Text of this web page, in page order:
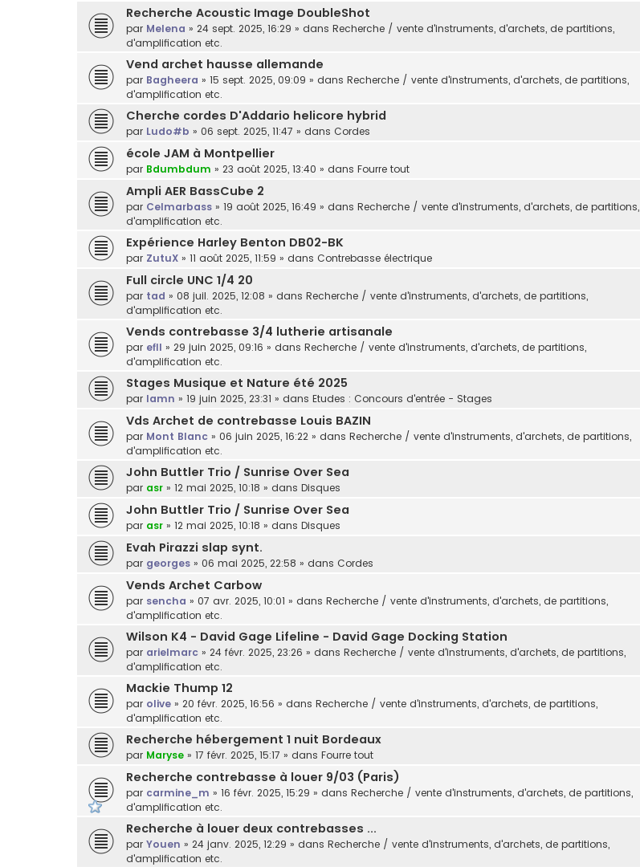
Recherche Acoustic Image DoubleShot
par Melena » 24 sept. 2025, 16:29 » dans Recherche / vente d'instruments, d'archets, de partitions,
d'amplification etc.
Vend archet hausse allemande
par Bagheera » 15 sept. 2025, 09:09 » dans Recherche / vente d'instruments, d'archets, de partitions,
d'amplification etc.
Cherche cordes D'Addario helicore hybrid
par Ludo#b » 06 sept. 2025, 11:47 » dans Cordes
école JAM à Montpellier
par Bdumbdum » 23 août 2025, 13:40 » dans Fourre tout
Ampli AER BassCube 2
par Celmarbass » 19 août 2025, 16:49 » dans Recherche / vente d'instruments, d'archets, de partitions,
d'amplification etc.
Expérience Harley Benton DB02-BK
par ZutuX » 11 août 2025, 11:59 » dans Contrebasse électrique
Full circle UNC 1/4 20
par tad » 08 juil. 2025, 12:08 » dans Recherche / vente d'instruments, d'archets, de partitions,
d'amplification etc.
Vends contrebasse 3/4 lutherie artisanale
par efll » 29 juin 2025, 09:16 » dans Recherche / vente d'instruments, d'archets, de partitions,
d'amplification etc.
Stages Musique et Nature été 2025
par lamn » 19 juin 2025, 23:31 » dans Etudes : Concours d'entrée - Stages
Vds Archet de contrebasse Louis BAZIN
par Mont Blanc » 06 juin 2025, 16:22 » dans Recherche / vente d'instruments, d'archets, de partitions,
d'amplification etc.
John Buttler Trio / Sunrise Over Sea
par asr » 12 mai 2025, 10:18 » dans Disques
John Buttler Trio / Sunrise Over Sea
par asr » 12 mai 2025, 10:18 » dans Disques
Evah Pirazzi slap synt.
par georges » 06 mai 2025, 22:58 » dans Cordes
Vends Archet Carbow
par sencha » 07 avr. 2025, 10:01 » dans Recherche / vente d'instruments, d'archets, de partitions,
d'amplification etc.
Wilson K4 - David Gage Lifeline - David Gage Docking Station
par arielmarc » 24 févr. 2025, 23:26 » dans Recherche / vente d'instruments, d'archets, de partitions,
d'amplification etc.
Mackie Thump 12
par olive » 20 févr. 2025, 16:56 » dans Recherche / vente d'instruments, d'archets, de partitions,
d'amplification etc.
Recherche hébergement 1 nuit Bordeaux
par Maryse » 17 févr. 2025, 15:17 » dans Fourre tout
Recherche contrebasse à louer 9/03 (Paris)
par carmine_m » 16 févr. 2025, 15:29 » dans Recherche / vente d'instruments, d'archets, de partitions,
d'amplification etc.
Recherche à louer deux contrebasses ...
par Youen » 24 janv. 2025, 12:29 » dans Recherche / vente d'instruments, d'archets, de partitions,
d'amplification etc.